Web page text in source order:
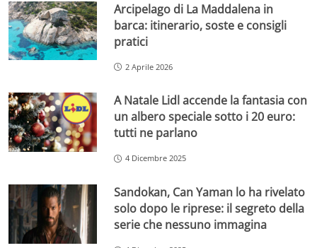
Arcipelago di La Maddalena in
barca: itinerario, soste e consigli
pratici
2 Aprile 2026
A Natale Lidl accende la fantasia con
un albero speciale sotto i 20 euro:
tutti ne parlano
4 Dicembre 2025
Sandokan, Can Yaman lo ha rivelato
solo dopo le riprese: il segreto della
serie che nessuno immagina